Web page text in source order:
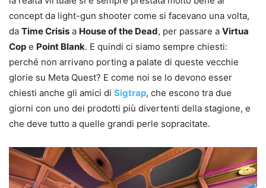
concept da light-gun shooter come si facevano una volta,
da Time Crisis a House of the Dead, per passare a Virtua
Cop e Point Blank. E quindi ci siamo sempre chiesti:
perché non arrivano porting a palate di queste vecchie
glorie su Meta Quest? E come noi se lo devono esser
chiesti anche gli amici di Sigtrap, che escono tra due
giorni con uno dei prodotti più divertenti della stagione, e
che deve tutto a quelle grandi perle sopracitate.